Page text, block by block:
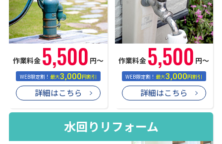
作業料金 5,500 円〜
WEB限定割！最大3,000円割引
詳細はこちら
作業料金 5,500 円〜
WEB限定割！最大3,000円割引
詳細はこちら
水回りリフォーム